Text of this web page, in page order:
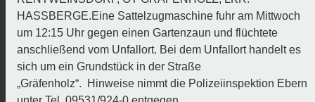
HASSBERGE.Eine Sattelzugmaschine fuhr am Mittwoch
um 12:15 Uhr gegen einen Gartenzaun und flüchtete
anschließend vom Unfallort. Bei dem Unfallort handelt es
sich um ein Grundstück in der Straße
„Gräfenholz“.
Hinweise nimmt die Polizeiinspektion Ebern